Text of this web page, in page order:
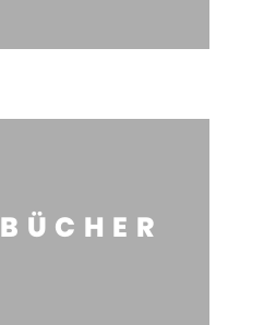
BÜCHER